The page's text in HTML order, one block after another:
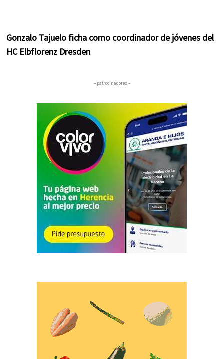
Gonzalo Tajuelo ficha como coordinador de jóvenes del
HC Elbflorenz Dresden
– patrocinadores –